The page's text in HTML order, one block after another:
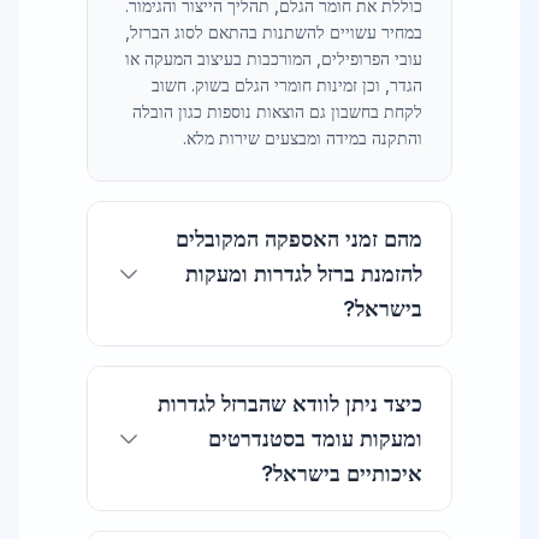
כוללת את חומר הגלם, תהליך הייצור והגימור.
במחיר עשויים להשתנות בהתאם לסוג הברזל,
עובי הפרופילים, המורכבות בעיצוב המעקה או
הגדר, וכן זמינות חומרי הגלם בשוק. חשוב
לקחת בחשבון גם הוצאות נוספות כגון הובלה
והתקנה במידה ומבצעים שירות מלא.
מהם זמני האספקה המקובלים
להזמנת ברזל לגדרות ומעקות
בישראל?
זמני אספקה סטנדרטיים להזמנת ברזל לגדרות
ומעקות נעים בין שבוע לשבועיים, תלוי במלאי,
סוג הברזל ולוח העבודה של היצרן או הספק.
בעת ביקוש גבוה או תכנון מותאם אישית, יש
לקחת בחשבון זמני ייצור נוספים. מומלץ לבצע
תחילת העבודה, כדי להבטיח העברת משלוח
כיצד ניתן לוודא שהברזל לגדרות
ומעקות עומד בסטנדרטים
איכותיים בישראל?
ברזל המשמש לגדרות ומעקות חייב לעמוד